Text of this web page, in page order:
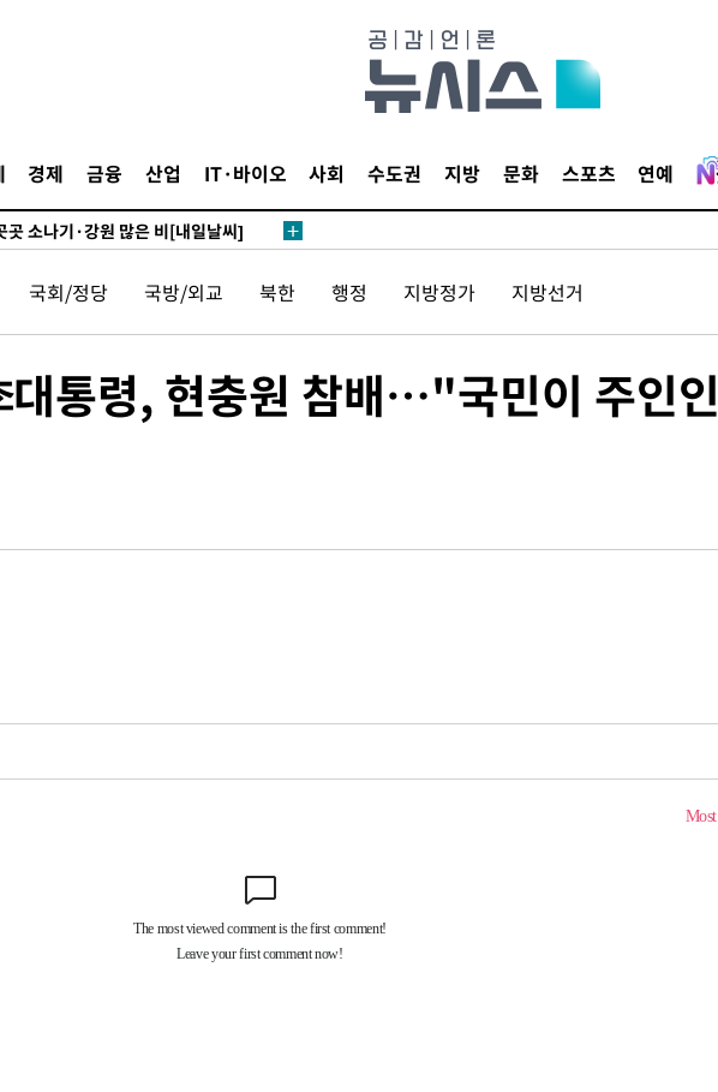
경제 금융 산업 IT·바이오 사회 수도권 지방 문화 스포츠 연예
, 4053명 발생 1850명 사망
' 안동·의성 관할 4개 면 특별재난지역
소나기·강원 많은 비[내일날씨]
매, 아제르바이잔 투란VC 입단
들여다보니…한국 축구 '5승 2무'
합…0.60% 내린 6258.77에 마쳐
린 1416.1원 마감
울, 2018년 이후 첫 40도
…"국민적 공분에 수사 재개"
위원장에 김태유 서울대 공대 교수…이
언' 진종오·서범수 징계 절차 개시
수입 27.5%↑…무역총액 25.3%↑
소심도 징역 3년
정원 초과 시 낮은 계급 임용…희망지 못
에 54조 투자…"AI 메모리 수요 선제 대
국회/정당 국방/외교 북한 행정 지방정가 지방선거
통령, 현충원 참배…"국민이 주인